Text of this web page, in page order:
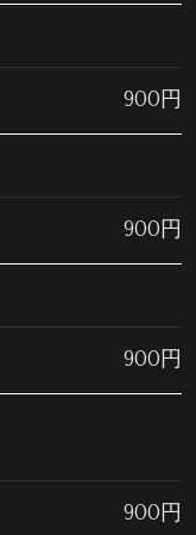
900円
900円
900円
900円